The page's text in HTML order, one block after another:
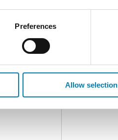
Preferences
Allow selection